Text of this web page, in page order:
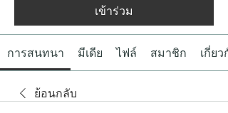
เข้าร่วม
การสนทนา มีเดีย ไฟล์ สมาชิก เกี่ยว
ย้อนกลับ